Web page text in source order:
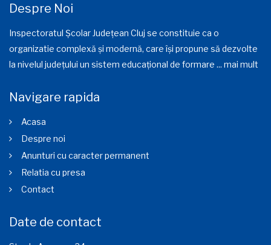
Despre Noi
Inspectoratul Școlar Județean Cluj se constituie ca o
organizatie complexă și modernă, care își propune să dezvolte
la nivelul județului un sistem educațional de formare ... mai mult
Navigare rapida
Acasa
Despre noi
Anunturi cu caracter permanent
Relatia cu presa
Contact
Date de contact